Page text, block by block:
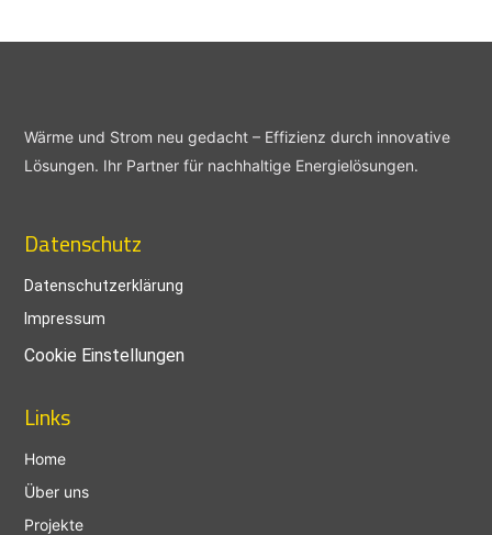
Wärme und Strom neu gedacht – Effizienz durch innovative
Lösungen. Ihr Partner für nachhaltige Energielösungen.
Datenschutz
Datenschutzerklärung
Impressum
Cookie Einstellungen
Links
Home
Über uns
Projekte